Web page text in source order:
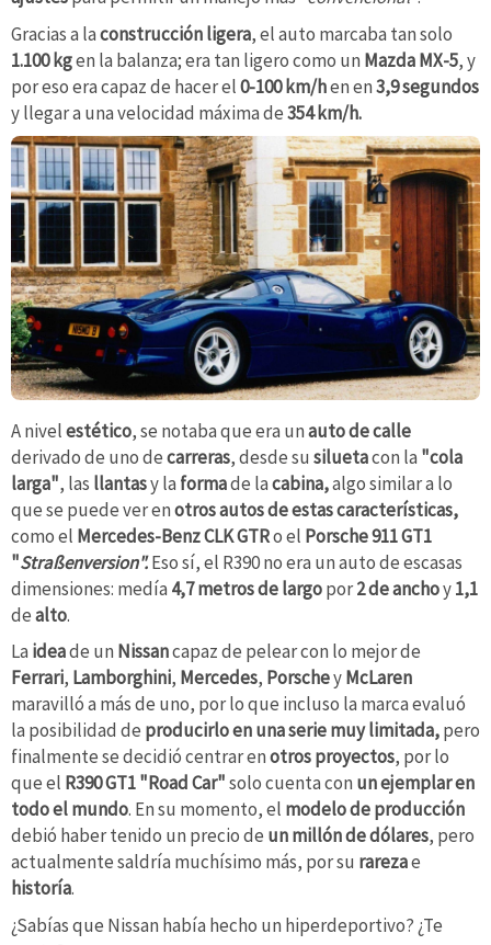
Gracias a laconstrucción ligera, el auto marcaba tan solo
1.100 kgen la balanza; era tan ligero como un Mazda MX-5, y
por eso era capaz de hacer el0-100 km/hen en3,9segundos
y llegar a una velocidad máxima de354 km/h.
A nivelestético, se notaba que era unauto de calle
derivado de uno decarreras, desde su siluetacon la "cola
larga", las llantasy la formade lacabina,algo similar a lo
que se puede ver enotros autos de estas características,
como el Mercedes-Benz CLK GTRo el Porsche 911 GT1
"Straßenversion".Eso sí, el R390 no era un auto de escasas
dimensiones: medía 4,7 metros de largopor2 de anchoy1,1
dealto.
La ideade un Nissancapaz de pelear con lo mejor de
Ferrari, Lamborghini, Mercedes, PorscheyMcLaren
maravilló a más de uno, por lo que incluso la marca evaluó
la posibilidad de producirlo en una serie muy limitada,pero
finalmente se decidió centrar enotros proyectos, por lo
que el R390 GT1"Road Car"solo cuenta con un ejemplar en
todo el mundo. En su momento, el modelo de producción
debió haber tenido un precio de un millón de dólares, pero
actualmente saldría muchísimo más, por su rarezae
historía.
¿Sabías que Nissan había hecho un hiperdeportivo? ¿Te